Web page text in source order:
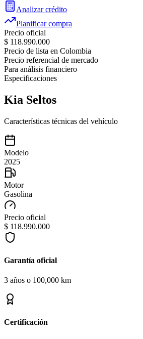
Analizar crédito
Planificar compra
Precio oficial
$ 118.990.000
Precio de lista en Colombia
Precio referencial de mercado
Para análisis financiero
Especificaciones
Kia Seltos
Características técnicas del vehículo
Modelo
2025
Motor
Gasolina
Precio oficial
$ 118.990.000
Garantía oficial
3 años o 100,000 km
Certificación